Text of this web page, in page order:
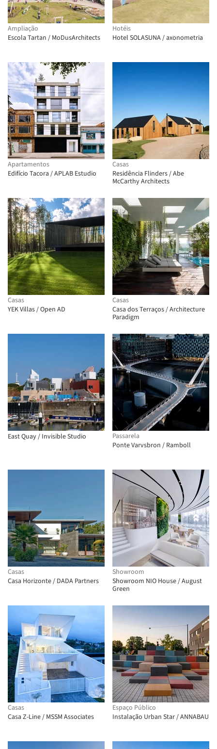
Ampliação
Escola Tartan / MoDusArchitects
Hotéis
Hotel SOLASUNA / axonometria
Apartamentos
Edifício Tacora / APLAB Estudio
Casas
Residência Flinders / Abe
McCarthy Architects
Casas
YEK Villas / Open AD
Casas
Casa dos Terraços / Architecture
Paradigm
East Quay / Invisible Studio
Passarela
Ponte Varvsbron / Ramboll
Casas
Casa Horizonte / DADA Partners
Showroom
Showroom NIO House / August
Green
Casas
Casa Z-Line / MSSM Associates
Espaço Público
Instalação Urban Star / ANNABAU